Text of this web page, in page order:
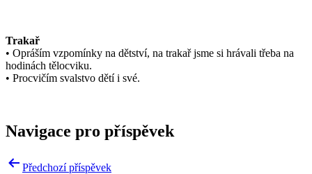
Trakař
• Opráším vzpomínky na dětství, na trakař jsme si hrávali třeba na
hodinách tělocviku.
• Procvičím svalstvo dětí i své.
Navigace pro příspěvek
Předchozí příspěvek